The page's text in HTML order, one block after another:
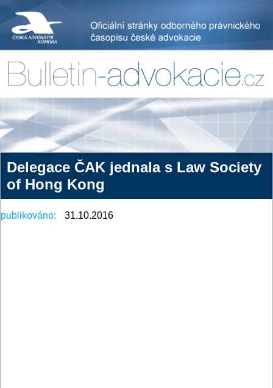
Delegace ČAK jednala s Law Society
of Hong Kong
publikováno: 31.10.2016